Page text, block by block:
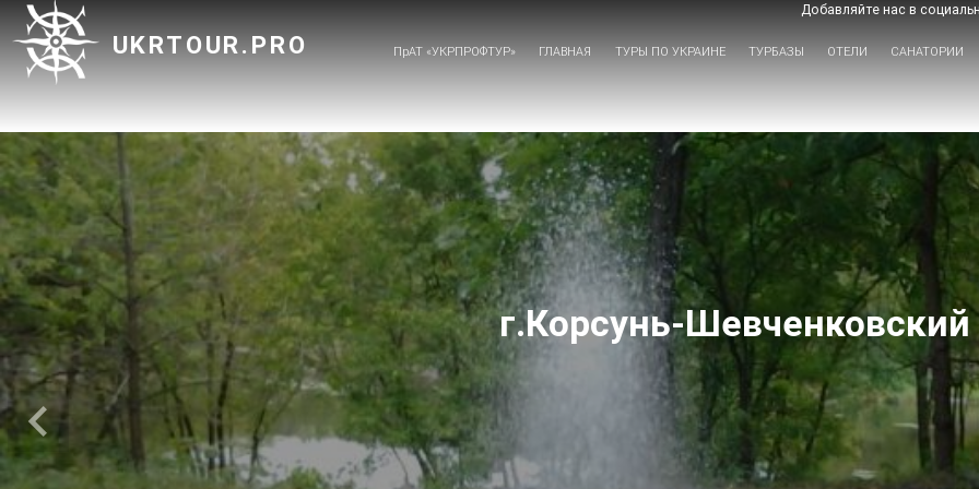
UKRTOUR.PRO
Добавляйте нас в
ПрАТ «УКРПРОФТУР» ГЛАВНАЯ ТУРЫ ПО УКРАИНЕ ТУРБАЗЫ ОТЕЛИ САНАТОРИИ
г.Корсунь-Шевченковский